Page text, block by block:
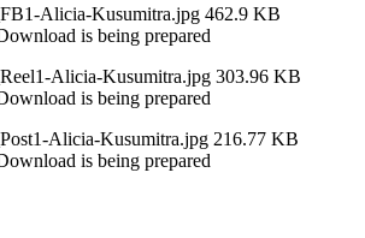
Alicia-Kusumitra.jpg462.9 KB
is being prepared
Alicia-Kusumitra.jpg303.96 KB
is being prepared
Alicia-Kusumitra.jpg 216.77 KB
is being prepared